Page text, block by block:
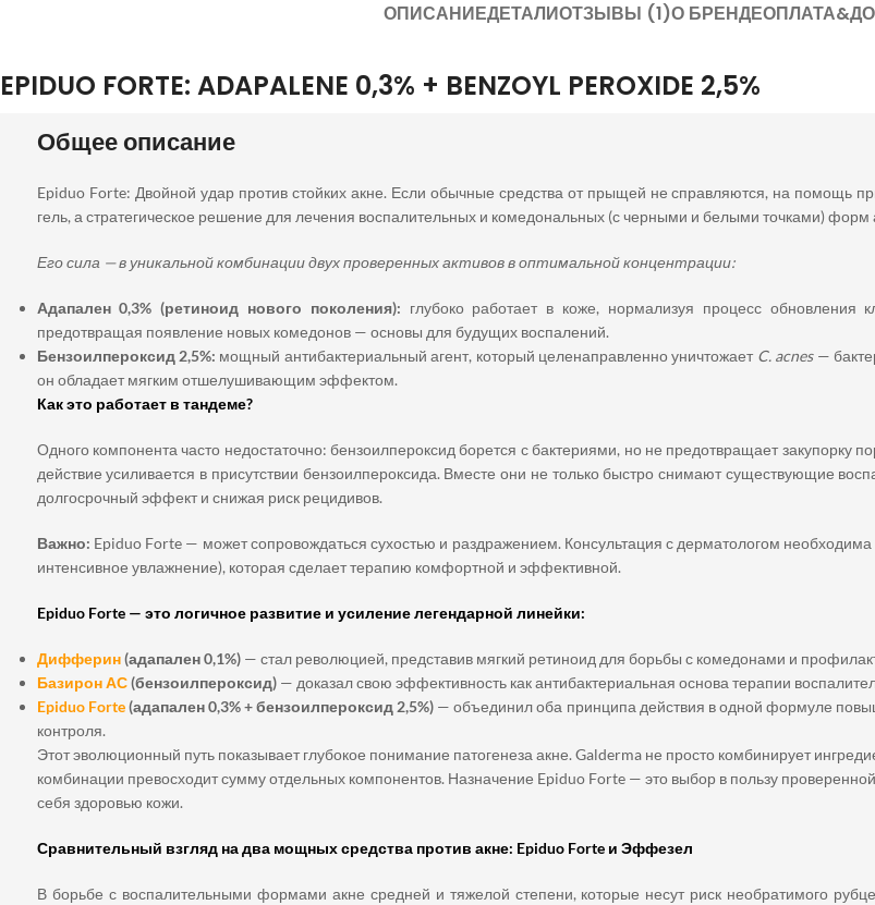
ОПИСАНИЕДЕТАЛИОТЗЫВЫ (1)О БРЕНДЕ
EPIDUO FORTE: ADAPALENE 0,3% + BENZOYL PEROXIDE 2,5%
Общее описание
Epiduo Forte: Двойной удар против стойких акне. Если обычные средства от прыщей не справляются, на помощь
гель, а стратегическое решение для лечения воспалительных и комедональных (с черными и белыми точками) форм
Его сила — в уникальной комбинации двух проверенных активов в оптимальной концентрации:
Адапален 0,3% (ретиноид нового поколения): глубоко работает в коже, нормализуя процесс обновления
предотвращая появление новых комедонов — основы для будущих воспалений.
Бензоилпероксид 2,5%: мощный антибактериальный агент, который целенаправленно уничтожает C. acnes—
он обладает мягким отшелушивающим эффектом.
Как это работает в тандеме?
Одного компонента часто недостаточно: бензоилпероксид борется с бактериями, но не предотвращает закупорку
действие усиливается в присутствии бензоилпероксида. Вместе они не только быстро снимают существующие
долгосрочный эффект и снижая риск рецидивов.
Важно: Epiduo Forte — может сопровождаться сухостью и раздражением. Консультация с дерматологом
интенсивное увлажнение), которая сделает терапию комфортной и эффективной.
Epiduo Forte — это логичное развитие и усиление легендарной линейки:
Дифферин(адапален 0,1%)— стал революцией, представив мягкий ретиноид для борьбы с комедонами и
Базирон АС(бензоилпероксид)— доказал свою эффективность как антибактериальная основа терапии
Epiduo Forte(адапален 0,3% + бензоилпероксид 2,5%) — объединил оба принципа действия в одной формуле
контроля.
Этот эволюционный путь показывает глубокое понимание патогенеза акне. Galderma не просто комбинирует
комбинации превосходит сумму отдельных компонентов. Назначение Epiduo Forte — это выбор в пользу
себя здоровью кожи.
Сравнительный взгляд на два мощных средства против акне: Epiduo Forte и Эффезел
В борьбе с воспалительными формами акне средней и тяжелой степени, которые несут риск необратимого